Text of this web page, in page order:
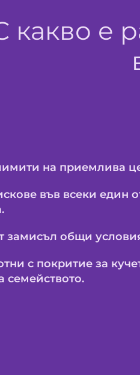
какво е
на приемлива
във всеки един
замисъл общи
с покритие за
семейството.